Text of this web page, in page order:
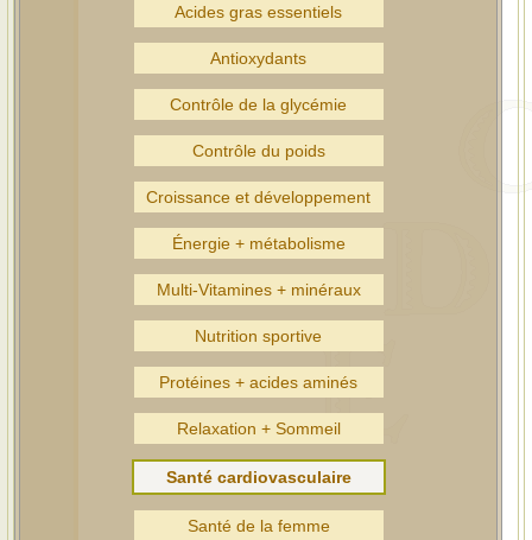
Acides gras essentiels
Antioxydants
Contrôle de la glycémie
Contrôle du poids
Croissance et développement
Énergie + métabolisme
Multi-Vitamines + minéraux
Nutrition sportive
Protéines + acides aminés
Relaxation + Sommeil
Santé cardiovasculaire
Santé de la femme